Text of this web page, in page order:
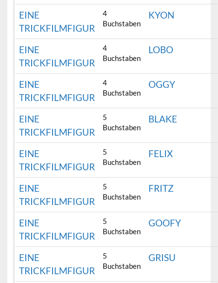
EINE
TRICKFILMFIGUR
4
Buchstaben
KYON
EINE
TRICKFILMFIGUR
4
Buchstaben
LOBO
EINE
TRICKFILMFIGUR
4
Buchstaben
OGGY
EINE
TRICKFILMFIGUR
5
Buchstaben
BLAKE
EINE
TRICKFILMFIGUR
5
Buchstaben
FELIX
EINE
TRICKFILMFIGUR
5
Buchstaben
FRITZ
EINE
TRICKFILMFIGUR
5
Buchstaben
GOOFY
EINE
TRICKFILMFIGUR
5
Buchstaben
GRISU